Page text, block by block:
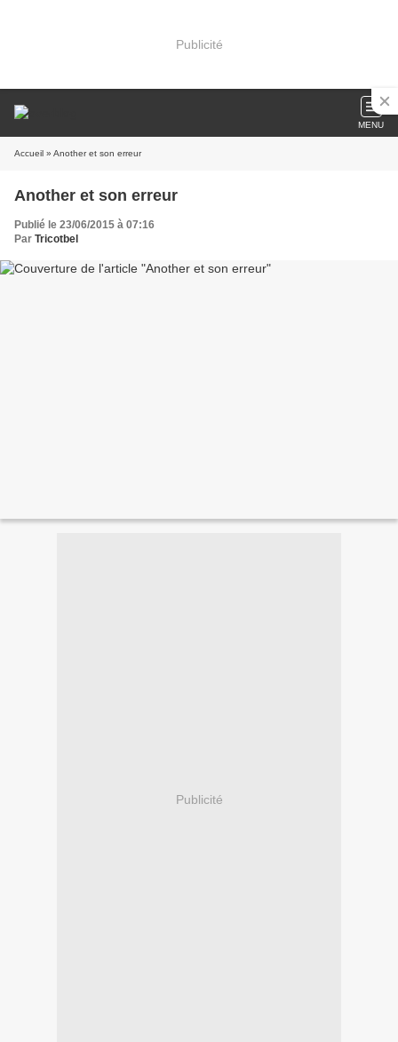
Publicité
MENU
Accueil » Another et son erreur
Another et son erreur
Publié le 23/06/2015 à 07:16
Par Tricotbel
Publicité